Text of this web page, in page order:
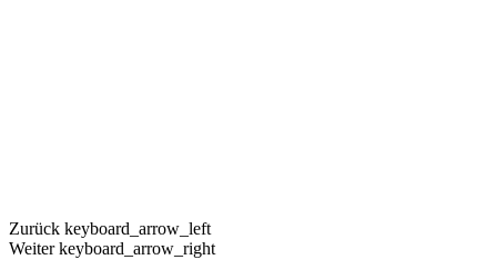
Zurück keyboard_arrow_left
Weiter keyboard_arrow_right